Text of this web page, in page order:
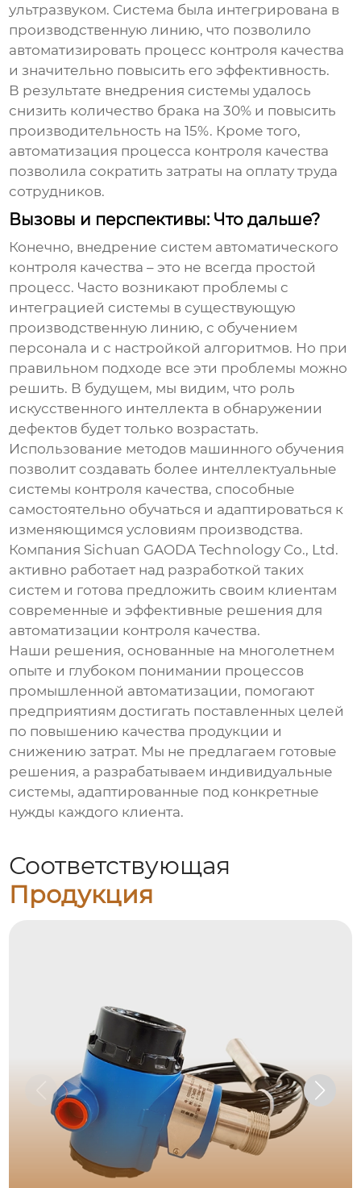
ультразвуком. Система была интегрирована в
производственную линию, что позволило
автоматизировать процесс контроля качества
и значительно повысить его эффективность.
В результате внедрения системы удалось
снизить количество брака на 30% и повысить
производительность на 15%. Кроме того,
автоматизация процесса контроля качества
позволила сократить затраты на оплату труда
сотрудников.
Вызовы и перспективы: Что дальше?
Конечно, внедрение систем автоматического
контроля качества – это не всегда простой
процесс. Часто возникают проблемы с
интеграцией системы в существующую
производственную линию, с обучением
персонала и с настройкой алгоритмов. Но при
правильном подходе все эти проблемы можно
решить. В будущем, мы видим, что роль
искусственного интеллекта в обнаружении
дефектов будет только возрастать.
Использование методов машинного обучения
позволит создавать более интеллектуальные
системы контроля качества, способные
самостоятельно обучаться и адаптироваться к
изменяющимся условиям производства.
Компания Sichuan GAODA Technology Co., Ltd.
активно работает над разработкой таких
систем и готова предложить своим клиентам
современные и эффективные решения для
автоматизации контроля качества.
Наши решения, основанные на многолетнем
опыте и глубоком понимании процессов
промышленной автоматизации, помогают
предприятиям достигать поставленных целей
по повышению качества продукции и
снижению затрат. Мы не предлагаем готовые
решения, а разрабатываем индивидуальные
системы, адаптированные под конкретные
нужды каждого клиента.
Соответствующая
Продукция